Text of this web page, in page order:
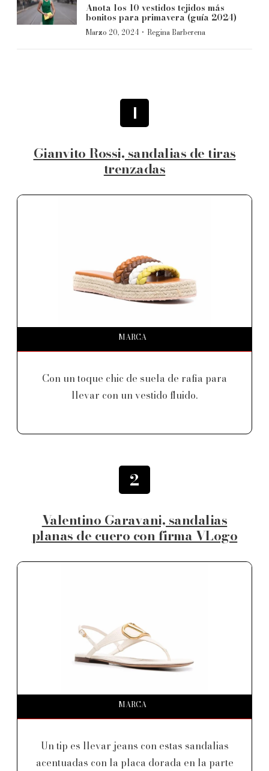
Anota los 10 vestidos tejidos más
bonitos para primavera (guía 2024)
Marzo 20, 2024 · Regina Barberena
1
Gianvito Rossi, sandalias de tiras
trenzadas
MARCA
Con un toque chic de suela de rafia para
llevar con un vestido fluido.
2
Valentino Garavani, sandalias
planas de cuero con firma VLogo
MARCA
Un tip es llevar jeans con estas sandalias
acentuadas con la placa dorada en la parte